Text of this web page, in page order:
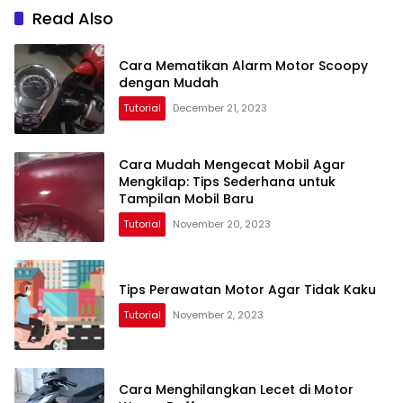
Read Also
Cara Mematikan Alarm Motor Scoopy
dengan Mudah
Tutorial December 21, 2023
Cara Mudah Mengecat Mobil Agar
Mengkilap: Tips Sederhana untuk
Tampilan Mobil Baru
Tutorial November 20, 2023
Tips Perawatan Motor Agar Tidak Kaku
Tutorial November 2, 2023
Cara Menghilangkan Lecet di Motor